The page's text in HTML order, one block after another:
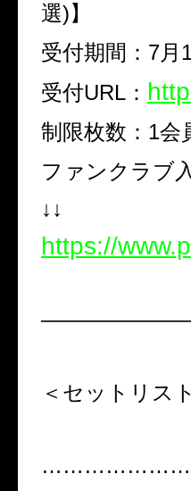
選)】
受付期間： 7月
受付URL ：
制限枚数： 1会
ファンクラブ
↓↓
https://
＜セットリス